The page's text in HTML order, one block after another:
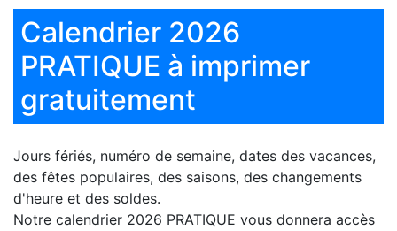
Calendrier 2026
PRATIQUE à imprimer
gratuitement
Jours fériés, numéro de semaine, dates des vacances,
des fêtes populaires, des saisons, des changements
d'heure et des soldes.
Notre calendrier 2026 PRATIQUE vous donnera accès